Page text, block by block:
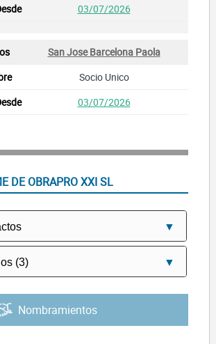
03/07/2026
San Jose Barcelona Paola
Socio Unico
03/07/2026
DE OBRAPRO XXI SL
Nombramientos